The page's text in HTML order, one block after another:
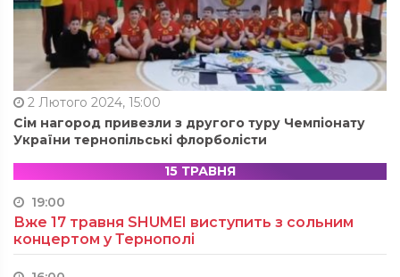
2 Лютого 2024, 15:00
Сім нагород привезли з другого туру Чемпіонату
України тернопільські флорболісти
15 ТРАВНЯ
19:00
Вже 17 травня SHUMEI виступить з сольним
концертом у Тернополі